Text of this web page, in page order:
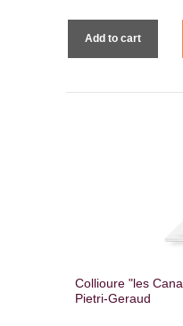
Add to cart
Collioure "les
Pietri-Geraud